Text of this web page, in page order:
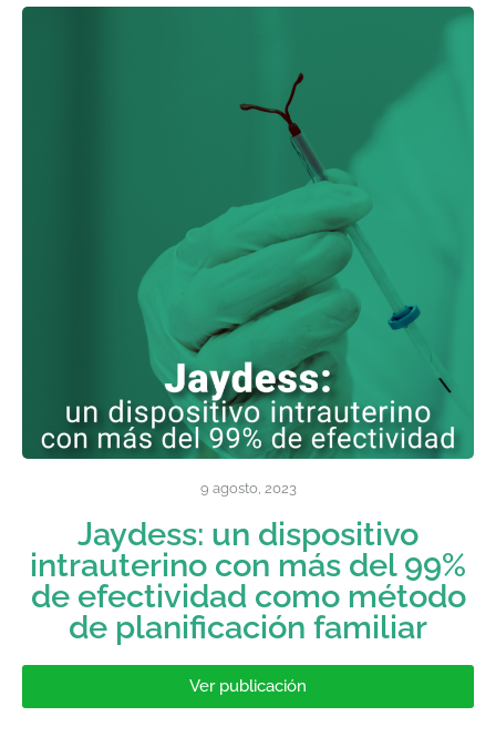
9 agosto, 2023
Jaydess: un dispositivo
intrauterino con más del 99%
de efectividad como método
de planificación familiar
Ver publicación